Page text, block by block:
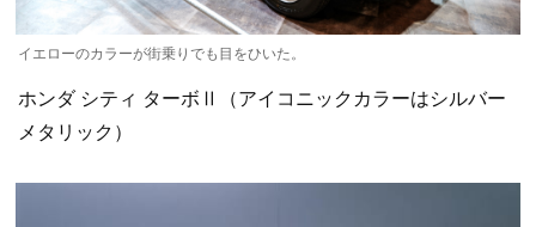
イエローのカラーが街乗りでも目をひいた。
ホンダ シティ ターボⅡ（アイコニックカラーはシルバー
メタリック）